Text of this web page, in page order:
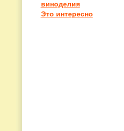
виноделия
Это интересно